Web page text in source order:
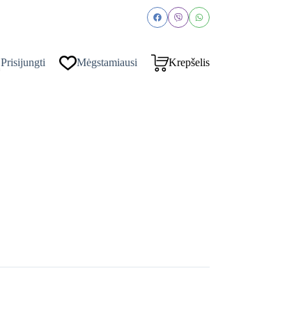
Prisijungti Mėgstamiausi Krepšelis